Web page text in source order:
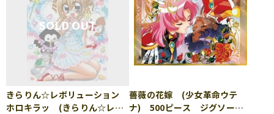
きらりん☆レボリューション
ホロキラッ (きらりん☆レボ
薔薇の花嫁 (少女革命ウテ
ナ) 500ピース ジグソーパ